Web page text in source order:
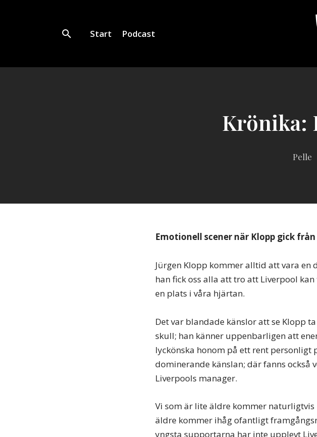
Start Podcast
Krönika:
Pelle
Emotionell scener när Klopp gick
Jürgen Klopp kommer alltid att vara en
han fick oss alla att tro att Liverpool
en plats i våra hjärtan.
Det var blandade känslor att se Klopp
skull; han känner uppenbarligen att
lyckönska honom på ett rent
dominerande känslan; där fanns också
Liverpools manager.
Vi som är lite äldre kommer
äldre kommer ihåg ofantligt
yngsta supportarna har inte upplevt